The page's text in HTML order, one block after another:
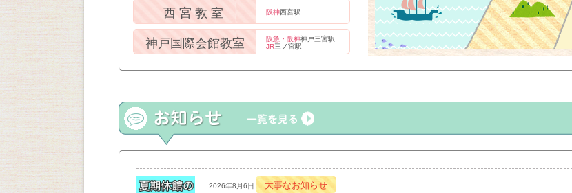
西宮教室 阪神西宮駅
神戸国際会館教室 阪急・阪神神戸三宮駅
JR三ノ宮駅
2026年8月6日 大事なお知らせ